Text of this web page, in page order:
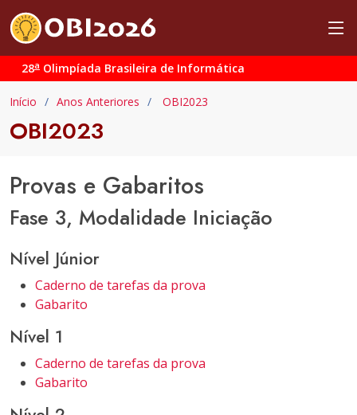
28a Olimpíada Brasileira de Informática
Início Anos Anteriores OBI2023
OBI2023
Provas e Gabaritos
Fase 3, Modalidade Iniciação
Nível Júnior
Caderno de tarefas da prova
Gabarito
Nível 1
Caderno de tarefas da prova
Gabarito